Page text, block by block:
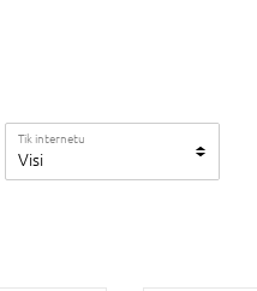
Tik internetu
Visi